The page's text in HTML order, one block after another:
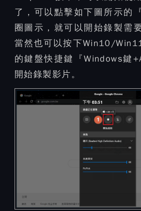
了，可以點擊如下圖所示的
圈圖示，就可以開始錄製需
當然也可以按下Win10/
的鍵盤快捷鍵『Windows鍵
開始錄製影片。